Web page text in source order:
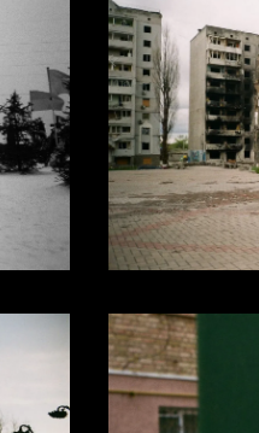
реклами (SPRITE, PEPSI,